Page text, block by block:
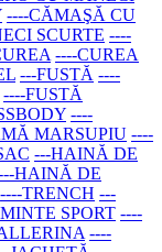
----CĂMAŞĂ CU
SCURTE ----
----CUREA
---FUSTĂ ----
----FUSTĂ
----
MARSUPIU ----
---HAINĂ DE
HAINĂ DE
----TRENCH ---
SPORT ----
----